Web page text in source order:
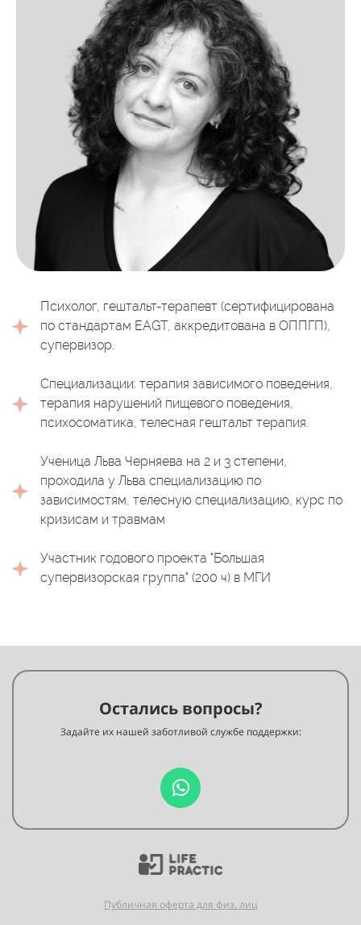
Психолог, гештальт-терапевт (сертифицирована
по стандартам EAGT, аккредитована в ОППГП),
супервизор.
Специализации: терапия зависимого поведения,
терапия нарушений пищевого поведения,
психосоматика, телесная гештальт терапия.
Ученица Льва Черняева на 2 и 3 степени,
проходила у Льва специализацию по
зависимостям, телесную специализацию, курс по
кризисам и травмам
Участник годового проекта "Большая
супервизорская группа" (200 ч) в МГИ
Остались вопросы?
Задайте их нашей заботливой службе поддержки:
Публичная оферта для физ. лиц